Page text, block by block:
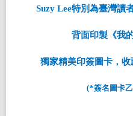
Suzy Lee特別為臺灣讀
背面印製《我
獨家精美印簽圖卡，收
（*簽名圖卡